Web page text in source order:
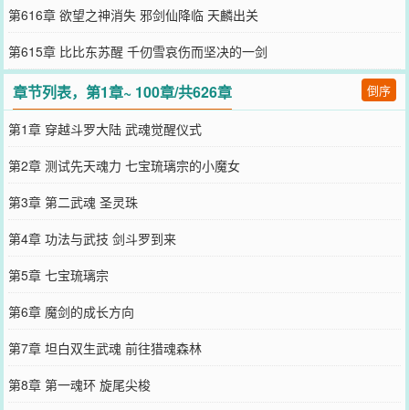
第616章 欲望之神消失 邪剑仙降临 天麟出关
第615章 比比东苏醒 千仞雪哀伤而坚决的一剑
章节列表，第1章~ 100章/共626章 倒序
第1章 穿越斗罗大陆 武魂觉醒仪式
第2章 测试先天魂力 七宝琉璃宗的小魔女
第3章 第二武魂 圣灵珠
第4章 功法与武技 剑斗罗到来
第5章 七宝琉璃宗
第6章 魔剑的成长方向
第7章 坦白双生武魂 前往猎魂森林
第8章 第一魂环 旋尾尖梭